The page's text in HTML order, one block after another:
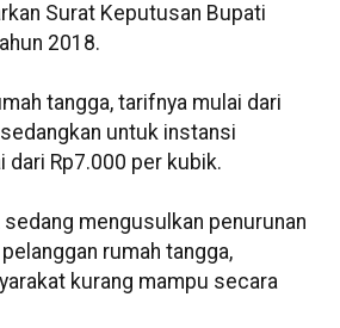
Surat Keputusan Bupati
2018.
tangga, tarifnya mulai dari
untuk instansi
dari Rp7.000 per kubik.
sedang mengusulkan penurunan
rumah tangga,
kurang mampu secara